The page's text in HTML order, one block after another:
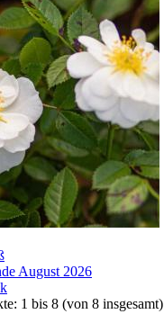
August 2026
1 bis 8 (von 8 insgesamt)